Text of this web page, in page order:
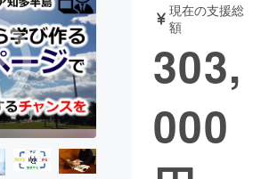
ジー・ガジェット
映画 書籍・雑誌
ス・起業 チャレンジ
くり・地域活性化
現在の支援総
額
303,
000